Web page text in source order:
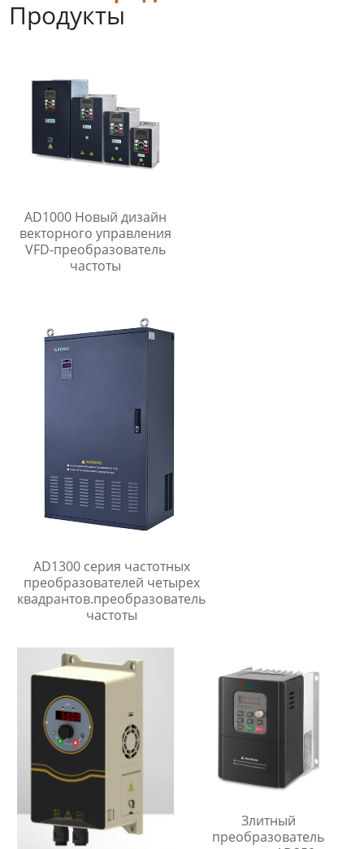
Продукты
AD1000 Новый дизайн
векторного управления
VFD-преобразователь
частоты
AD1300 серия частотных
преобразователей четырех
квадрантов.преобразователь
частоты
Злитный
преобразователь